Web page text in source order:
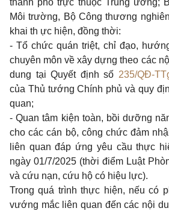
thành phố trực thuộc Trung ương;
Môi trường, Bộ Công thương
khai th ực hiện, đồng thời:
- Tổ chức quán triệt, chỉ đạo,
chuyên môn về xây dựng theo các
dung tại Quyết định số 235/QĐ-
của Thủ tướng Chính phủ và quy
quan;
-Quan tâm kiện toàn, bồi dưỡng
cho các cán bộ, công chức đảm
liên quan đáp ứng yêu cầu thực
ngày 01/7/2025 (thời điểm Luật
và cứu nạn, cứu hộ có hiệu lực).
Trong quá trình thực hiện, nếu có
vướng mắc liên quan đến các nội